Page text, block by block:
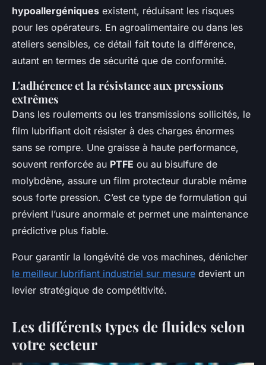
hypoallergéniques existent, réduisant les risques
pour les opérateurs. En agroalimentaire ou dans les
ateliers sensibles, ce détail fait toute la différence,
autant en termes de sécurité que de conformité.
L'adhérence et la résistance aux pressions
extrêmes
Dans les roulements ou les transmissions sollicités, le
film lubrifiant doit résister à des charges énormes
sans se rompre. Une graisse à haute performance,
souvent renforcée au PTFE ou au bisulfure de
molybdène, assure un film protecteur durable même
sous forte pression. C’est ce type de formulation qui
prévient l’usure anormale et permet une maintenance
prédictive plus fiable.
Pour garantir la longévité de vos machines, dénicher
le meilleur lubrifiant industriel sur mesure devient un
levier stratégique de compétitivité.
Les différents types de fluides selon
votre secteur